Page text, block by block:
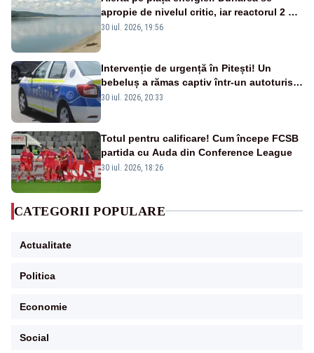
apropie de nivelul critic, iar reactorul 2 de
la Cernavodă ar putea fi oprit
30 iul. 2026, 19:56
Intervenție de urgență în Pitești! Un
bebeluș a rămas captiv într-un autoturism
din cauza unei defecțiuni
30 iul. 2026, 20:33
Totul pentru calificare! Cum începe FCSB
partida cu Auda din Conference League
30 iul. 2026, 18:26
CATEGORII POPULARE
Actualitate
Politica
Economie
Social